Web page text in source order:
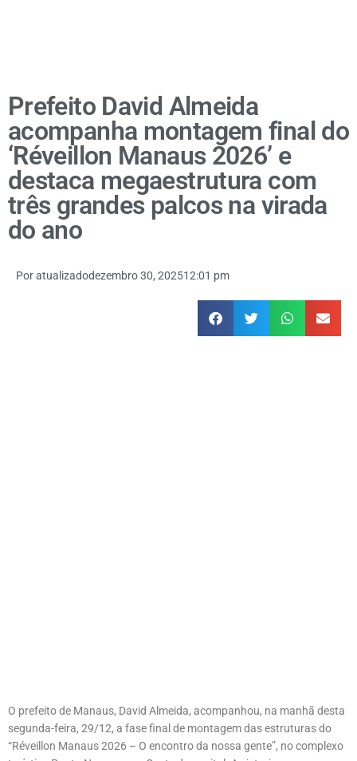
Prefeito David Almeida
acompanha montagem final do
‘Réveillon Manaus 2026’ e
destaca megaestrutura com
três grandes palcos na virada
do ano
Poratualizadodezembro 30, 202512:01 pm
O prefeito de Manaus, David Almeida, acompanhou, na manhã desta
segunda-feira, 29/12, a fase final de montagem das estruturas do
“Réveillon Manaus 2026 – O encontro da nossa gente”, no complexo